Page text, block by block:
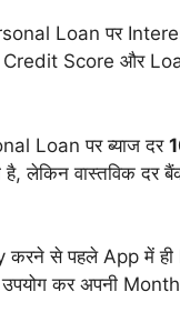
Loan पर
Credit Score और
Loan पर ब्याज दर
लेकिन वास्तविक दर बैंक
से पहले App में ही
कर अपनी